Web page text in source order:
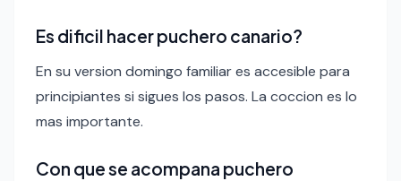
Es dificil hacer puchero canario?
En su version domingo familiar es accesible para
principiantes si sigues los pasos. La coccion es lo
mas importante.
Con que se acompana puchero